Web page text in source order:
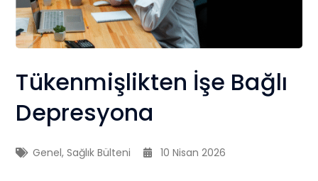
Tükenmişlikten İşe Bağlı
Depresyona
Genel,Sağlık Bülteni 10 Nisan 2026